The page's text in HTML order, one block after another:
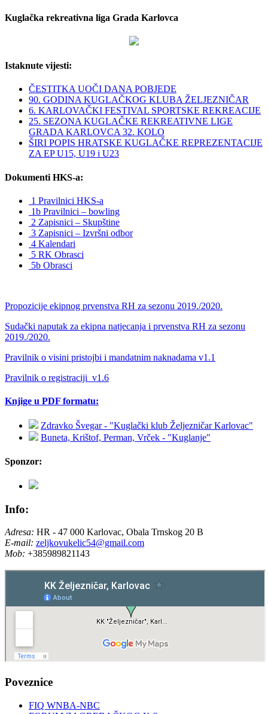
Kuglačka rekreativna liga Grada Karlovca
Istaknute vijesti:
ČESTITKA UOČI DANA POBJEDE
90. GODINA KUGLAČKOG KLUBA ŽELJEZNIČAR
6. KARLOVAČKI FESTIVAL SPORTSKE REKREACIJE
25. SEZONA KUGLAČKE REKREATIVNE LIGE
GRADA KARLOVCA 32. KOLO
ŠIRI POPIS HRATSKE KUGLAČKE REPREZENTACIJE
ZA EP U15, U19 i U23
Dokumenti HKS-a:
1 Pravilnici HKS-a
1b Pravilnici – bowling
2 Zapisnici – Skupštine
3 Zapisnici – Izvršni odbor
4 Kalendari
5 RK Obrasci
5b Obrasci
Propozicije ekipnog prvenstva RH za sezonu 2019./2020.
Sudački naputak za ekipna natjecanja i prvenstva RH za sezonu
2019./2020.
Pravilnik o visini pristojbi i mandatnim naknadama v1.1
Pravilnik o registraciji_v1.6
Knjige u PDF formatu:
Zdravko Švegar - "Kuglački klub Željezničar Karlovac"
Buneta, Krištof, Perman, Vrček - "Kuglanje"
Sponzor:
Info:
Adresa: HR - 47 000 Karlovac, Obala Trnskog 20 B
E-mail: zeljkovukelic54@gmail.com
Mob: +385989821143
Poveznice
FIQ WNBA-NBC